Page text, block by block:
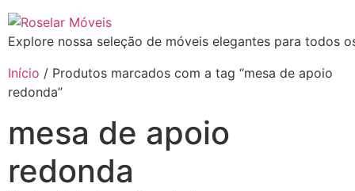
Explore nossa seleção de móveis elegantes para todos
Início / Produtos marcados com a tag “mesa de apoio
redonda”
mesa de apoio
redonda